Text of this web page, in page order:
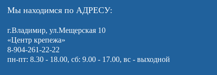
Мы находимся по АДРЕСУ:
г.Владимир, ул.Мещерская 10
«Центр крепежа»
8-904-261-22-22
пн-пт: 8.30 - 18.00, сб: 9.00 - 17.00, вс - выходной